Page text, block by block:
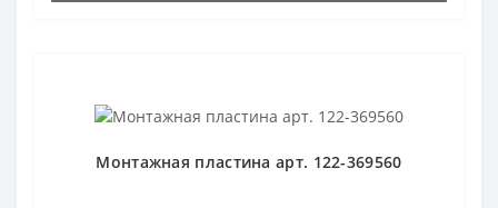
Монтажная пластина арт. 122-369560